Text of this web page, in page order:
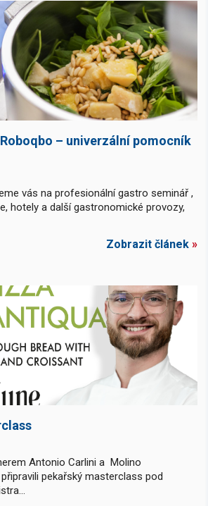
– univerzální pomocník
vás na profesionální gastro seminář ,
hotely a další gastronomické provozy,
Zobrazit článek »
Antonio Carlini a Molino
pekařský masterclass pod